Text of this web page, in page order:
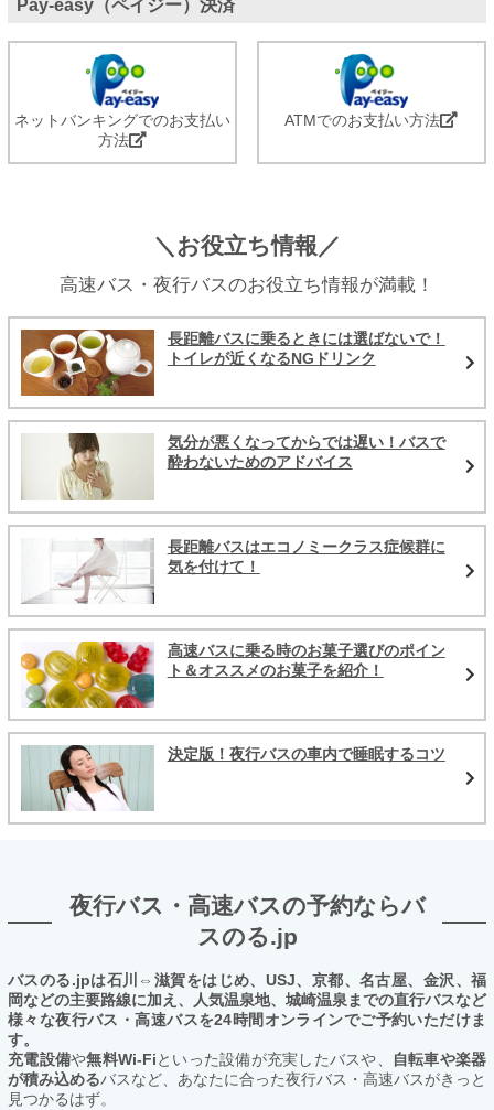
Pay-easy（ペイジー）決済
ネットバンキングでのお支払い
方法
ATMでのお支払い方法
＼お役立ち情報／
高速バス・夜行バスのお役立ち情報が満載！
長距離バスに乗るときには選ばないで！
トイレが近くなるNGドリンク
気分が悪くなってからでは遅い！バスで
酔わないためのアドバイス
長距離バスはエコノミークラス症候群に
気を付けて！
高速バスに乗る時のお菓子選びのポイン
ト＆オススメのお菓子を紹介！
決定版！夜行バスの車内で睡眠するコツ
夜行バス・高速バスの予約ならバ
スのる.jp
バスのる.jpは石川⇔滋賀をはじめ、USJ、京都、名古屋、金沢、福
岡などの主要路線に加え、人気温泉地、城崎温泉までの直行バスなど
様々な夜行バス・高速バスを24時間オンラインでご予約いただけま
す。
充電設備や無料Wi-Fiといった設備が充実したバスや、
自転車や楽器
が積み込めるバスなど、あなたに合った夜行バス・高速バスがきっと
見つかるはず。